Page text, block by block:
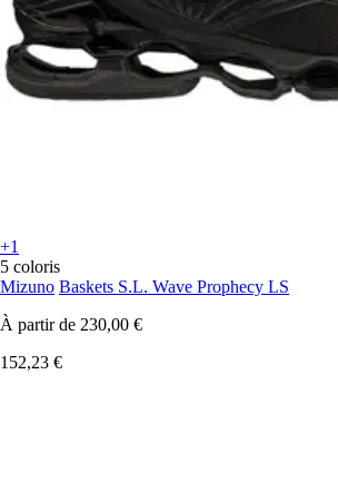
+1
5 coloris
Mizuno Baskets S.L. Wave Prophecy LS
À partir de 230,00 €
152,23 €